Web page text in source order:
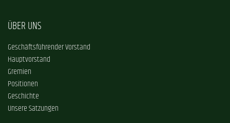
ÜBER UNS
Geschäftsführender Vorstand
Hauptvorstand
Gremien
Positionen
Geschichte
Unsere Satzungen